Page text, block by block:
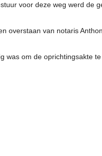
voor deze weg werd de
overstaan van notaris
was om de oprichtingsakte